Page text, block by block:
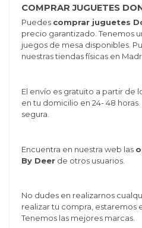
COMPRAR JUGUETES
Puedes comprar juguetes
precio garantizado. Tenemos
juegos de mesa disponibles.
nuestras tiendas físicas en
El envío es gratuito a partir de
en tu domicilio en 24- 48
segura.
Encuentra en nuestra web las
By Deerde otros usuarios.
No dudes en realizarnos
realizar tu compra, estaremos
Tenemos las mejores marcas.